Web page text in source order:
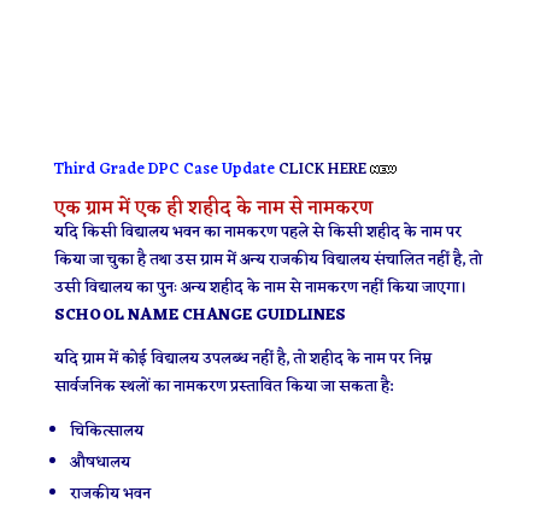
Third Grade DPC Case UpdateCLICK HERE
एक ग्राम में एक ही शहीद के नाम से नामकरण
यदि किसी विद्यालय भवन का नामकरण पहले से किसी शहीद के नाम पर
किया जा चुका है तथा उस ग्राम में अन्य राजकीय विद्यालय संचालित नहीं है, तो
उसी विद्यालय का पुनः अन्य शहीद के नाम से नामकरण नहीं किया जाएगा।
SCHOOL NAME CHANGE GUIDLINES
यदि ग्राम में कोई विद्यालय उपलब्ध नहीं है, तो शहीद के नाम पर निम्न
सार्वजनिक स्थलों का नामकरण प्रस्तावित किया जा सकता है:
चिकित्सालय
औषधालय
राजकीय भवन